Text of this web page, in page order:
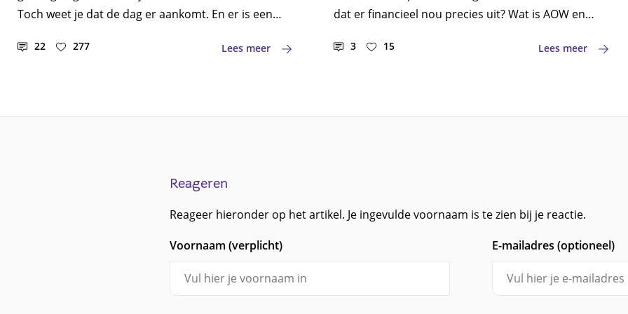
Toch weet je dat de dag er aankomt. En er is een
Klinkt ingewikkeld? Is het niet! We zetten de
22 277 Lees meer
dat er financieel nou precies uit? Wat is AOW en
deze uitkering en jouw pensioen? Hieronder leggen
3 15 Lees meer
Reageren
Reageer hieronder op het artikel. Je ingevulde voornaam is te zien bij je reactie.
Voornaam (verplicht)
E-mailadres (optioneel)